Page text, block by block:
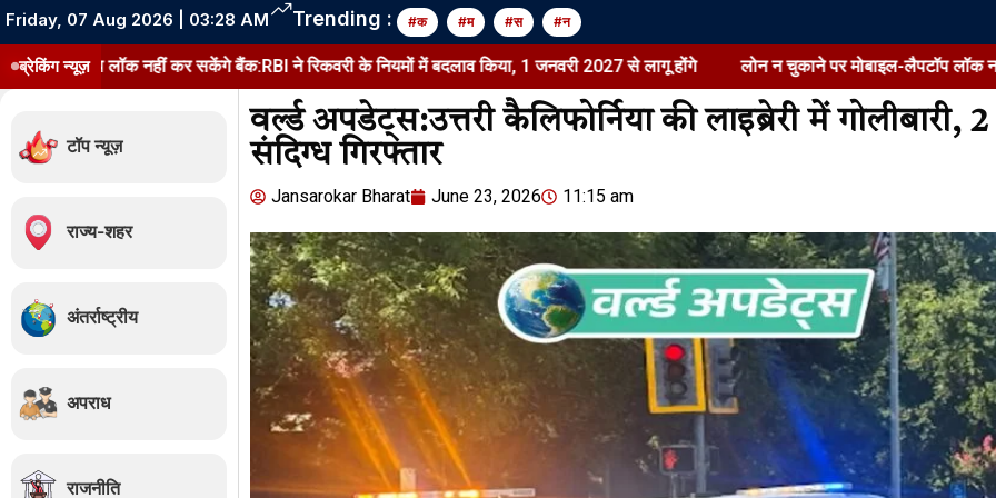
Friday, 07 Aug 2026 | 03:28 AM Trending : #क #म #स #न
ब्रेकिंग न्यूज़
नहीं कर सकेंगे बैंक:RBI ने रिकवरी के नियमों में बदलाव किया, 1 जनवरी 2027 से लागू होंगे लोन न चुकाने पर मोबाइल-लैपटॉप लॉक नहीं कर सकेंगे
टॉप न्यूज़
राज्य-शहर
अंतर्राष्ट्रीय
अपराध
राजनीति
वर्ल्ड अपडेट्स:उत्तरी कैलिफोर्निया की लाइब्रेरी में गोलीबारी,
संदिग्ध गिरफ्तार
Jansarokar Bharat June 23, 2026 11:15 am
सुष्मिता मुखर्जी बोलीं- मजबूरी में
आत्मा बेची, बुरा लगता है:सी-ग्रेड
फिल्में करने पर अफसोस जताकर
कहा- तब कर्ज लेने वाले…
लोन न चुकाने
लॉक नहीं कर
रिकवरी के
किया, 1